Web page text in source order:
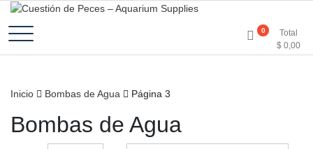
Cuestión de Peces –
Aquarium Supplies
0
Total
$ 0,00
Inicio Bombas de Agua Página 3
Bombas de Agua